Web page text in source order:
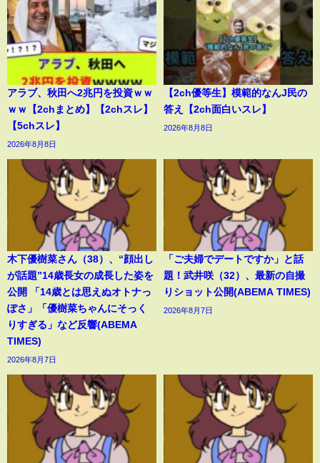
アラブ、秋田へ2兆円を投資ｗｗ
ｗｗ【2chまとめ】【2chスレ】
【5chスレ】
2026年8月8日
【2ch優等生】模範的なんJ民の
答え【2ch面白いスレ】
2026年8月8日
木下優樹菜さん（38）、“顔出し
が話題”14歳長女の成長した姿を
公開 「14歳とは思えぬオトナっ
ぽさ」「優樹菜ちゃんにそっく
りすぎる」など反響(ABEMA
TIMES)
2026年8月7日
「ご夫婦でデートですか」と話
題！武井咲（32）、最新の自撮
りショット公開(ABEMA TIMES)
2026年8月7日